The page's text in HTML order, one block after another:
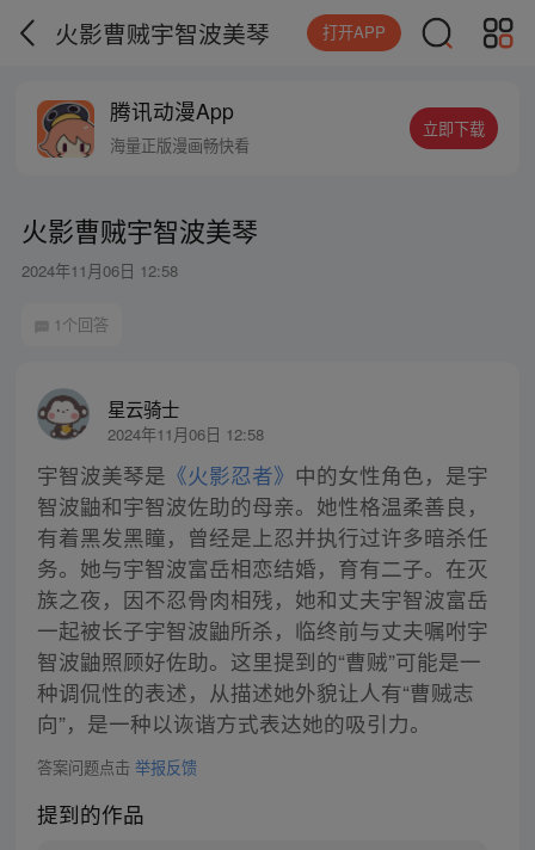
火影曹贼宇智波美琴 打开APP
腾讯动漫App
海量正版漫画畅快看
立即下载
火影曹贼宇智波美琴
2024年11月06日 12:58
1个回答
星云骑士
2024年11月06日 12:58
宇智波美琴是 《火影忍者》 中的女性角色，是宇
智波鼬和宇智波佐助的母亲。她性格温柔善良，
有着黑发黑瞳，曾经是上忍并执行过许多暗杀任
务。她与宇智波富岳相恋结婚，育有二子。在灭
族之夜，因不忍骨肉相残，她和丈夫宇智波富岳
一起被长子宇智波鼬所杀，临终前与丈夫嘱咐宇
智波鼬照顾好佐助。这里提到的“曹贼”可能是一
种调侃性的表述，从描述她外貌让人有“曹贼志
向”，是一种以诙谐方式表达她的吸引力。
答案问题点击 举报反馈
提到的作品